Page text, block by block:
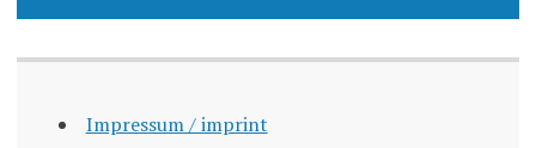
Impressum / imprint